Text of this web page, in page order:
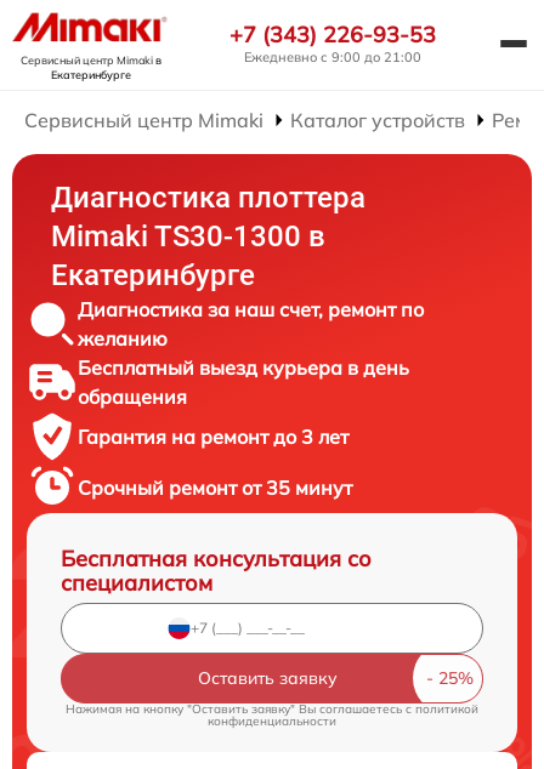
Сервисный центр Mimakiв
Екатеринбурге
+7 (343) 226-93-53
Ежедневно с 9:00 до 21:00
Сервисный центр Mimaki Каталог устройств
Диагностика плоттера
Mimaki TS30-1300 в
Екатеринбурге
Диагностика за наш счет, ремонт по
желанию
Бесплатный выезд курьера в день
обращения
Гарантия на ремонт до 3 лет
Срочный ремонт от 35 минут
Бесплатная консультация со
специалистом
Оставить заявку
Нажимая на кнопку "Оставить заявку" Вы соглашаетесь cполитикой
конфиденциальности